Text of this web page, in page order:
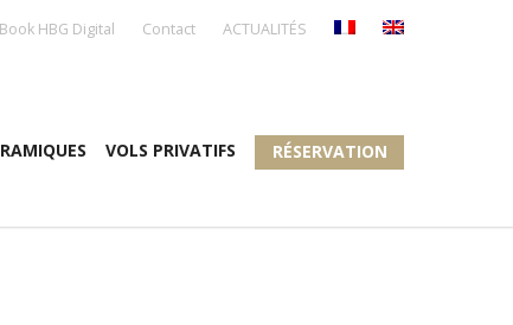
Book HBG Digital Contact ACTUALITÉS
VOLS PRIVATIFS RÉSERVATION